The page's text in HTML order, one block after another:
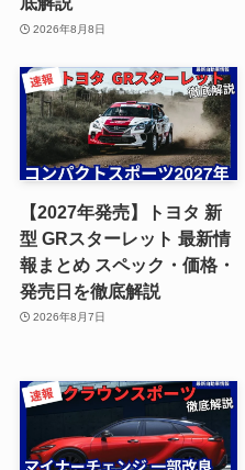
2026年8月8日
【2027年発売】トヨタ 新
型 GRスターレット 最新情
報まとめ スペック・価格・
発売日を徹底解説
2026年8月7日